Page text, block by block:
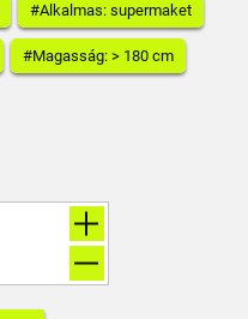
#Alkalmas: supermaket
#Magasság: > 180 cm